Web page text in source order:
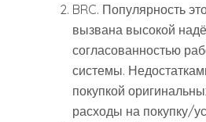
BRC. Популярность
вызвана высокой
согласованностью
системы.
покупкой
расходы на покупку/